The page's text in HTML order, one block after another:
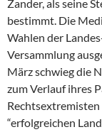
Zander, als seine
bestimmt. Die
Wahlen der
Versammlung
März schwieg die
zum Verlauf ihres
“erfolgreichen